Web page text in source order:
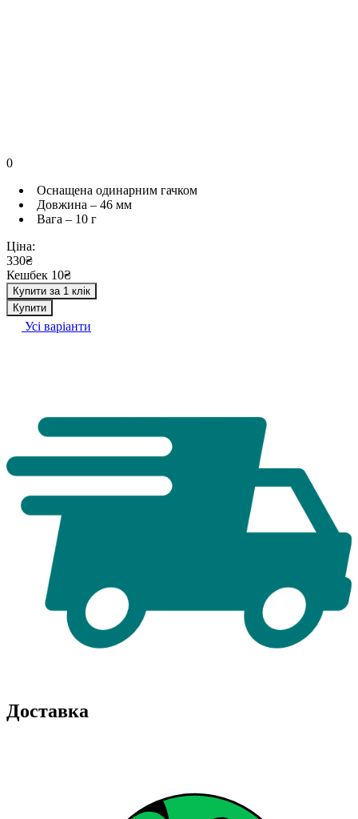
0
Оснащена одинарним гачком
Довжина – 46 мм
Вага – 10 г
Ціна:
330₴
Кешбек 10₴
Купити за 1 клік
Купити
Усі варіанти
Доставка